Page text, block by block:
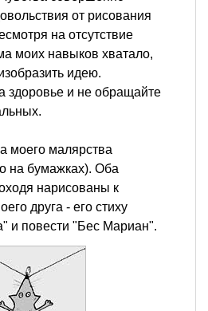
от рисования
на отсутствие
моих навыков хватало,
идею.
здоровье и не обращайте
моего малярства
на бумажках). Оба
нарисованы к
друга - его стиху
и повести "Бес Мариан".